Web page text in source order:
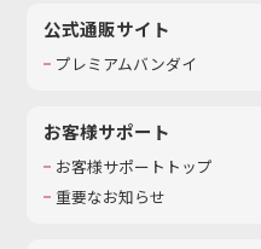
公式通販サイト
プレミアムバンダイ
お客様サポート
お客様サポートトップ
重要なお知らせ